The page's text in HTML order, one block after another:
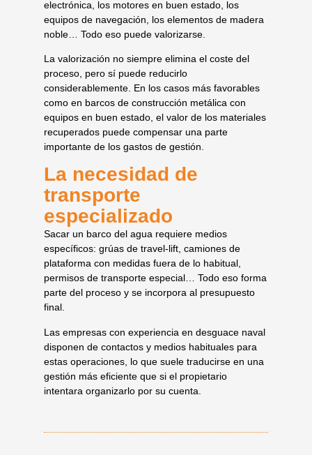
electrónica, los motores en buen estado, los
equipos de navegación, los elementos de madera
noble… Todo eso puede valorizarse.
La valorización no siempre elimina el coste del
proceso, pero sí puede reducirlo
considerablemente. En los casos más favorables
como en barcos de construcción metálica con
equipos en buen estado, el valor de los materiales
recuperados puede compensar una parte
importante de los gastos de gestión.
La necesidad de
transporte
especializado
Sacar un barco del agua requiere medios
específicos: grúas de travel-lift, camiones de
plataforma con medidas fuera de lo habitual,
permisos de transporte especial… Todo eso forma
parte del proceso y se incorpora al presupuesto
final.
Las empresas con experiencia en desguace naval
disponen de contactos y medios habituales para
estas operaciones, lo que suele traducirse en una
gestión más eficiente que si el propietario
intentara organizarlo por su cuenta.